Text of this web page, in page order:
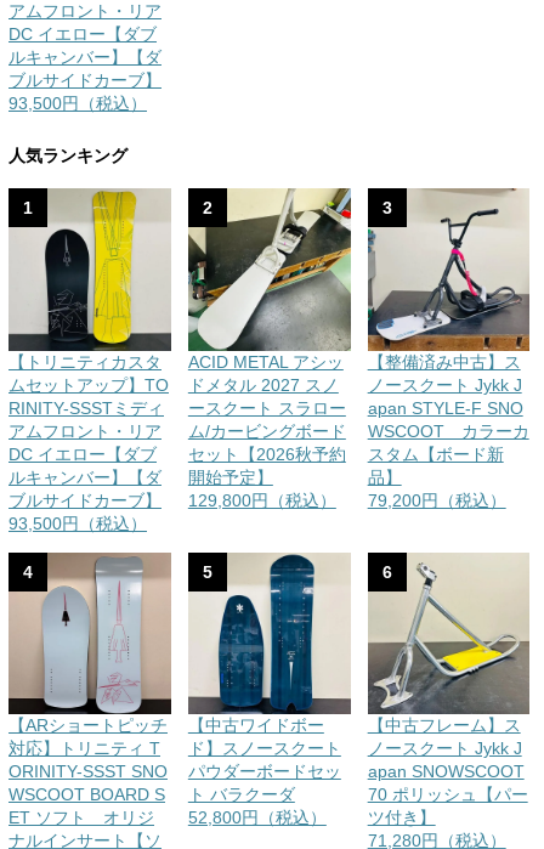
アムフロント・リア
DC イエロー【ダブ
ルキャンバー】【ダ
ブルサイドカーブ】
93,500円（税込）
人気ランキング
1
【トリニティカスタ
ムセットアップ】TO
RINITY-SSSTミディ
アムフロント・リア
DC イエロー【ダブ
ルキャンバー】【ダ
ブルサイドカーブ】
93,500円（税込）
2
ACID METAL アシッ
ドメタル 2027 スノ
ースクート スラロー
ム/カービングボード
セット【2026秋予約
開始予定】
129,800円（税込）
3
【整備済み中古】ス
ノースクート Jykk J
apan STYLE-F SNO
WSCOOT カラーカ
スタム【ボード新
品】
79,200円（税込）
4
【ARショートピッチ
対応】トリニティ T
ORINITY-SSST SNO
WSCOOT BOARD S
ET ソフト オリジ
ナルインサート【ソ
5
【中古ワイドボー
ド】スノースクート
パウダーボードセッ
ト バラクーダ
52,800円（税込）
6
【中古フレーム】ス
ノースクート Jykk J
apan SNOWSCOOT
70 ポリッシュ【パー
ツ付き】
71,280円（税込）